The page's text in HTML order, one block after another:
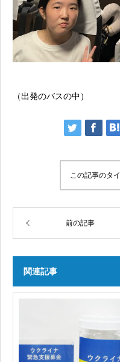
（出発のバスの中）
この記事のタ
前の記事
関連記事